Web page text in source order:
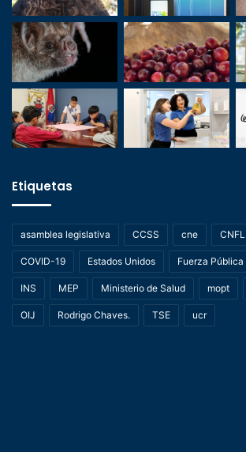
Etiquetas
asamblea legislativa CCSS cne CNFL
COVID-19 Estados Unidos Fuerza Pública
INS MEP Ministerio de Salud mopt
OIJ Rodrigo Chaves. TSE ucr